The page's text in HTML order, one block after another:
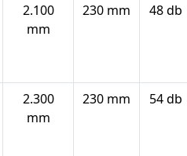
2.100
mm
230 mm 48 db
2.300
mm
230 mm 54 db